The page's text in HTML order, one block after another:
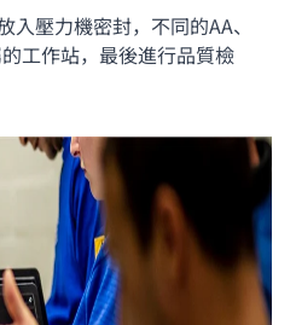
入壓力機密封，不同的AA、
工作站，最後進行品質檢